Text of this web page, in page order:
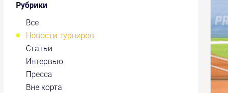
Рубрики
Все
Новости турниров
Статьи
Интервью
Пресса
Вне корта